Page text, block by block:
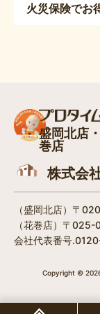
火災保険でお
盛岡北店
巻店
株式会
（盛岡北店）〒
（花巻店）〒
会社代表番号
Copyright © 2026